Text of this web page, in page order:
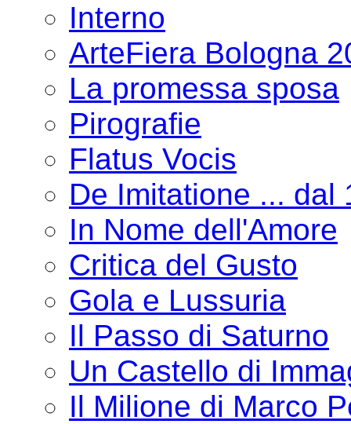
Interno
ArteFiera Bologna
La promessa sposa
Pirografie
Flatus Vocis
De Imitatione ... dal
In Nome dell'Amore
Critica del Gusto
Gola e Lussuria
Il Passo di Saturno
Un Castello di
Il Milione di Marco